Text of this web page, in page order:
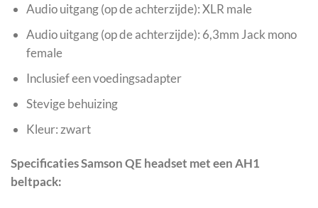
Audio uitgang (op de achterzijde): XLR male
Audio uitgang (op de achterzijde): 6,3mm Jack mono
female
Inclusief een voedingsadapter
Stevige behuizing
Kleur: zwart
Specificaties Samson QE headset met een AH1
beltpack: